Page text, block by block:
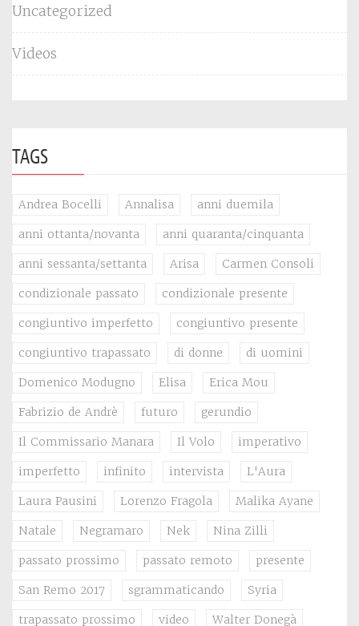
Uncategorized
Videos
TAGS
Andrea Bocelli Annalisa anni duemila
anni ottanta/novanta anni quaranta/cinquanta
anni sessanta/settanta Arisa Carmen Consoli
condizionale passato condizionale presente
congiuntivo imperfetto congiuntivo presente
congiuntivo trapassato di donne di uomini
Domenico Modugno Elisa Erica Mou
Fabrizio de Andrè futuro gerundio
Il Commissario Manara Il Volo imperativo
imperfetto infinito intervista L'Aura
Laura Pausini Lorenzo Fragola Malika Ayane
Natale Negramaro Nek Nina Zilli
passato prossimo passato remoto presente
San Remo 2017 sgrammaticando Syria
trapassato prossimo video Walter Donegà